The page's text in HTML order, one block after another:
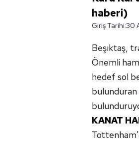
haberi)
Giriş Tarihi:30
Beşıktaş,
Önemli
hedef sol
bulunduran
KANAT